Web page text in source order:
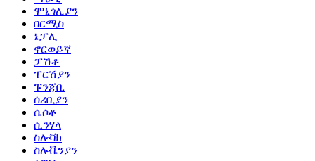
ሞኒጎሊያን
በርሚስ
ኔፓሊ
ኖርወይኛ
ፓሽቶ
ፐርሽያን
ፑንጃቢ
ሰሪቢያን
ሴሶቶ
ሲንሃላ
ስሎቫክ
ስሎቬንያን